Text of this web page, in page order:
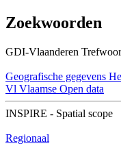
Zoekwoorden
GDI-Vlaanderen
Geografische gegevens
Vl Vlaamse Open data
INSPIRE - Spatial scope
Regionaal